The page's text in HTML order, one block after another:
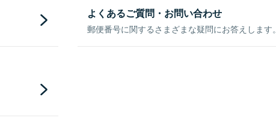
よくあるご質問・お問い合わせ
郵便番号に関するさまざまな疑問にお答えします。